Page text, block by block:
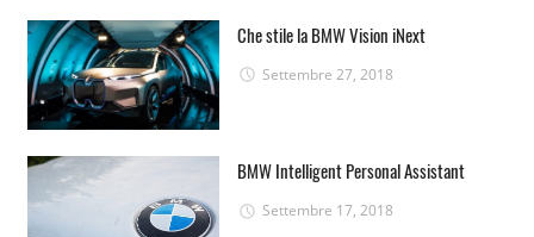
Che stile la BMW Vision iNext
Settembre 27, 2018
BMW Intelligent Personal Assistant
Settembre 17, 2018